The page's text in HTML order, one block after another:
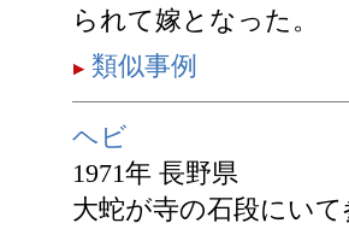
られて嫁となった。
類似事例
ヘビ
1971年 長野県
大蛇が寺の石段にい